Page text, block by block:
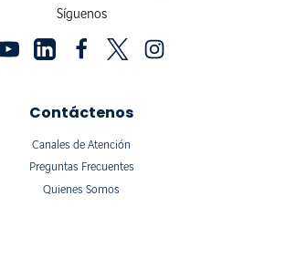
Síguenos
Contáctenos
Canales de Atención
Preguntas Frecuentes
Quienes Somos